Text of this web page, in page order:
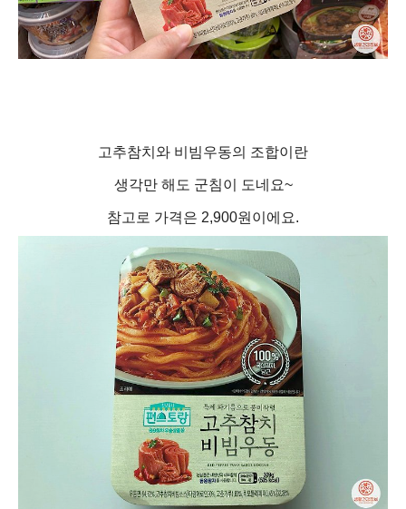
고추참치와 비빔우동의 조합이란
생각만 해도 군침이 도네요~
참고로 가격은 2,900원이에요.